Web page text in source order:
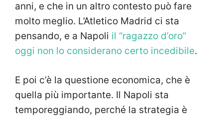
anni, e che in un altro contesto può fare
molto meglio. L’Atletico Madrid ci sta
pensando, e a Napoli il “ragazzo d’oro”
oggi non lo considerano certo incedibile.
E poi c’è la questione economica, che è
quella più importante. Il Napoli sta
temporeggiando, perché la strategia è